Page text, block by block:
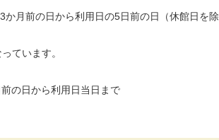
月前の日から利用日の5日前の日（休館日を除
ています。
の日から利用日当日まで